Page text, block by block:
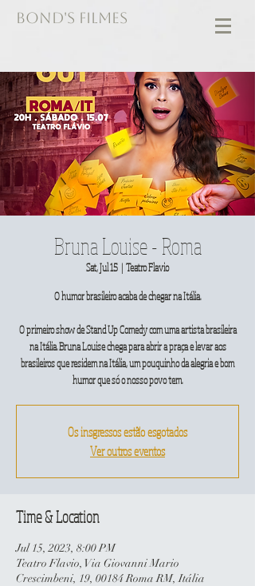
BOND'S FILMES
Bruna Louise - Roma
Sat, Jul 15
  |
Teatro Flavio
O humor brasileiro acaba de chegar na Itália.
O primeiro show de Stand Up Comedy com uma artista brasileira
na Itália. Bruna Louise chega para abrir a praça e levar aos
brasileiros que residem na Itália, um pouquinho da alegria e bom
humor que só o nosso povo tem.
Os insgressos estão esgotados
Ver outros eventos
Time & Location
Jul 15, 2023, 8:00 PM
Teatro Flavio, Via Giovanni Mario
Crescimbeni, 19, 00184 Roma RM, Itália